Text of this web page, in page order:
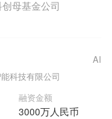
母基金公司
科技有限公司
融资金额
3000万人民币
AI